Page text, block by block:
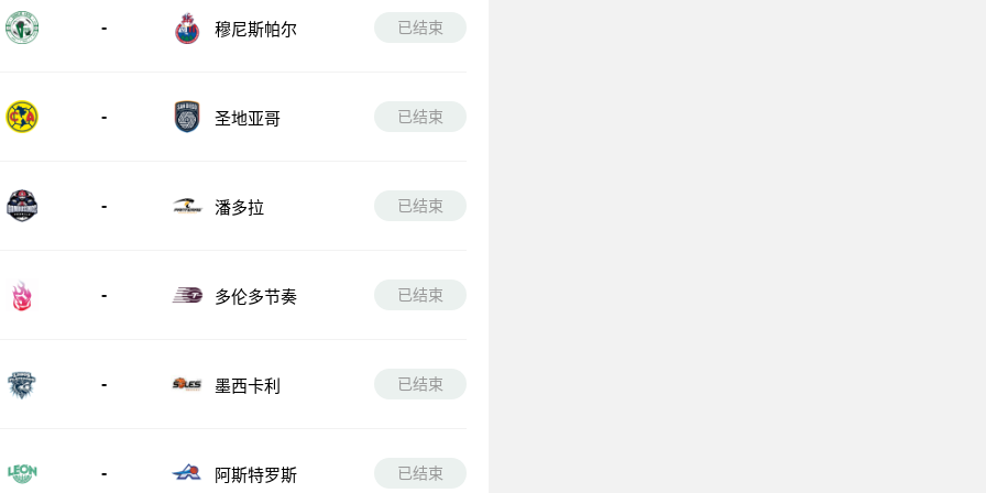
- 穆尼斯帕尔 已结束
- 圣地亚哥 已结束
- 潘多拉 已结束
- 多伦多节奏 已结束
- 墨西卡利 已结束
- 阿斯特罗斯 已结束